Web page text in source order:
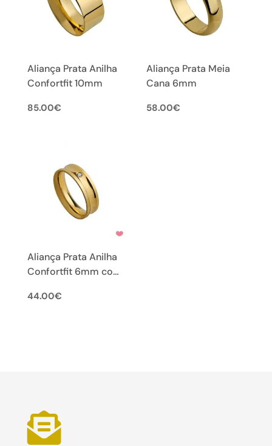
Aliança Prata Anilha
Confortfit 10mm
85.00€
Aliança Prata Meia
Cana 6mm
58.00€
Aliança Prata Anilha
Confortfit 6mm com
44.00€
